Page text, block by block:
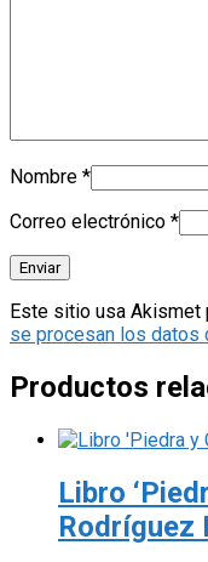
Nombre *
Correo electrónico *
Este sitio usa Akismet
se procesan los datos
Productos
Libro
Rodríguez